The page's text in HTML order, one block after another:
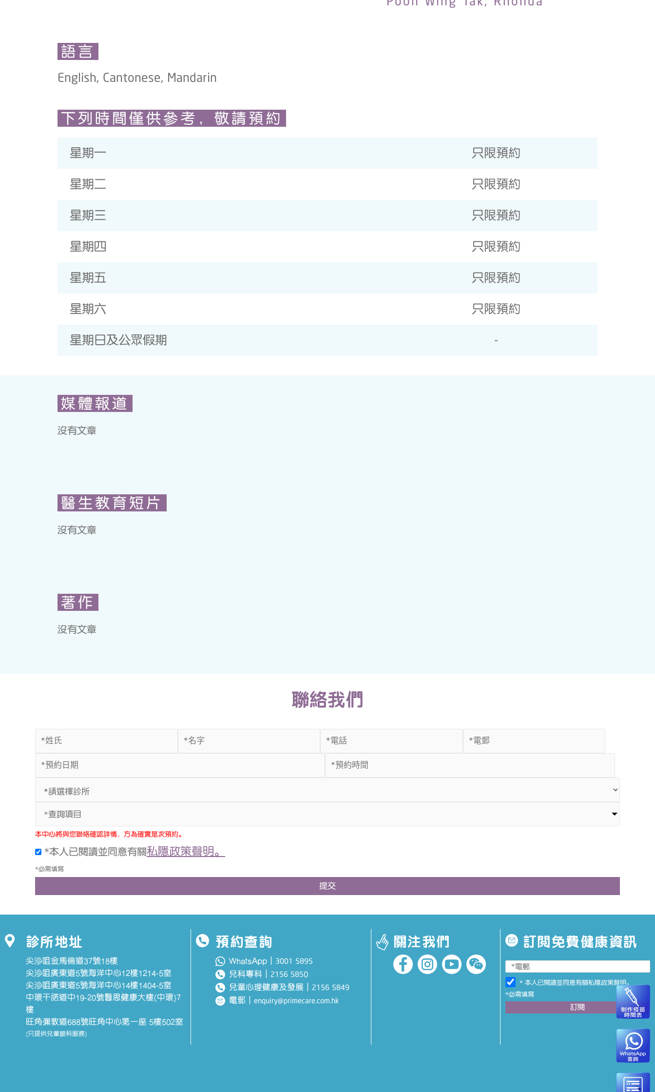
語言
English, Cantonese, Mandarin
下列時間僅供參考，敬請預約
星期一 只限預約
星期二 只限預約
星期三 只限預約
星期四 只限預約
星期五 只限預約
星期六 只限預約
星期日及公眾假期 -
媒體報道
沒有文章
醫生教育短片
沒有文章
著作
沒有文章
聯絡我們
*查詢項目
本中心將與您聯絡確認詳情，方為確實是次預約。
*本人已閱讀並同意有關私隱政策聲明。
*必需填寫
提交
診所地址
尖沙咀金馬倫道37號18樓
尖沙咀廣東道5號海洋中心12樓1214-5室
尖沙咀廣東道5號海洋中心14樓1404-5室
中環干諾道中19-20號醫思健康大樓(中環)7
樓
旺角彌敦道688號旺角中心第一座 5樓502室
(只提供兒童眼科服務)
預約查詢
WhatsApp｜ 3001 5895
兒科專科 2156 5850
兒童心理健康及發展
2156 5849
電郵 ｜enquiry@primecare.com.hk
關注我們 訂閱免費健康資訊
* 本人已閱讀並同意有關私隱政策聲明。
*必需填寫